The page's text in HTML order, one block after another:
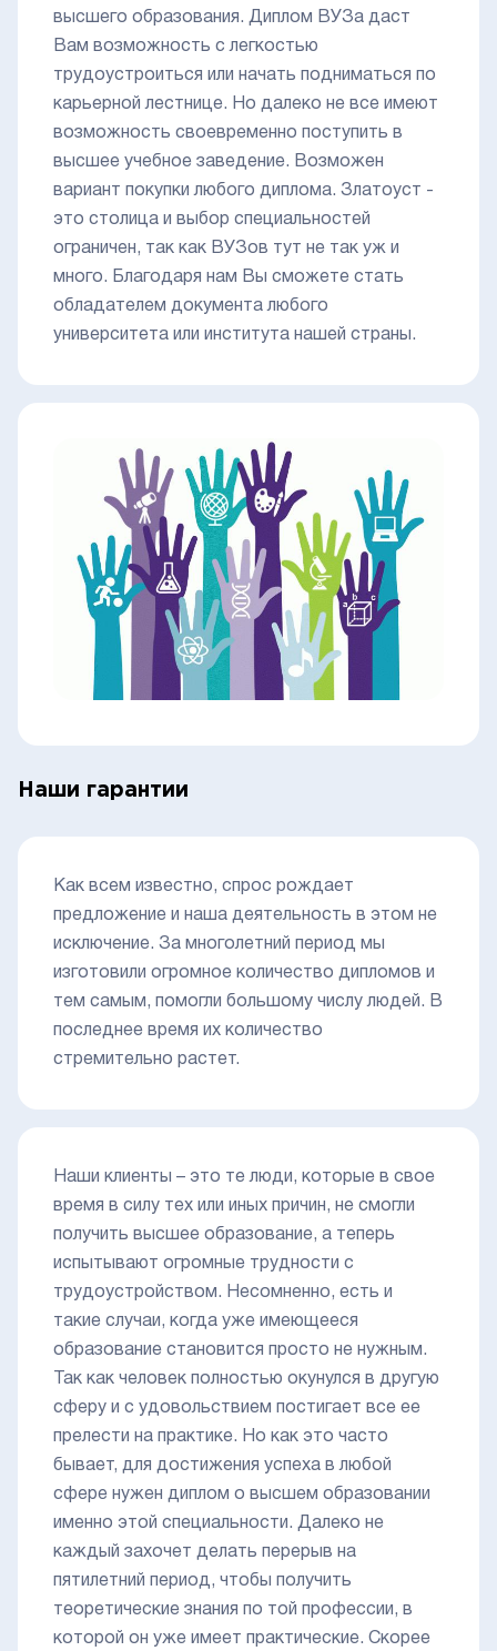
высшего образования. Диплом ВУЗа даст
Вам возможность с легкостью
трудоустроиться или начать подниматься по
карьерной лестнице. Но далеко не все имеют
возможность своевременно поступить в
высшее учебное заведение. Возможен
вариант покупки любого диплома. Златоуст -
это столица и выбор специальностей
ограничен, так как ВУЗов тут не так уж и
много. Благодаря нам Вы сможете стать
обладателем документа любого
университета или института нашей страны.
Наши гарантии
Как всем известно, спрос рождает
предложение и наша деятельность в этом не
исключение. За многолетний период мы
изготовили огромное количество дипломов и
тем самым, помогли большому числу людей. В
последнее время их количество
стремительно растет.
Наши клиенты – это те люди, которые в свое
время в силу тех или иных причин, не смогли
получить высшее образование, а теперь
испытывают огромные трудности с
трудоустройством. Несомненно, есть и
такие случаи, когда уже имеющееся
образование становится просто не нужным.
Так как человек полностью окунулся в другую
сферу и с удовольствием постигает все ее
прелести на практике. Но как это часто
бывает, для достижения успеха в любой
сфере нужен диплом о высшем образовании
именно этой специальности. Далеко не
каждый захочет делать перерыв на
пятилетний период, чтобы получить
теоретические знания по той профессии, в
которой он уже имеет практические. Скорее